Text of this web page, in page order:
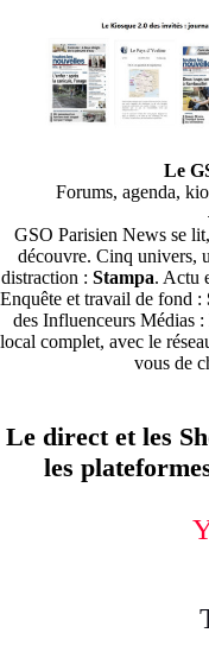
Le
Forums, agenda,
GSO Parisien News se
découvre. Cinq univers,
distraction : Stampa. Actu
Enquête et travail de fond :
des Influenceurs Médias :
local complet, avec le
vous de
Le direct et les
les